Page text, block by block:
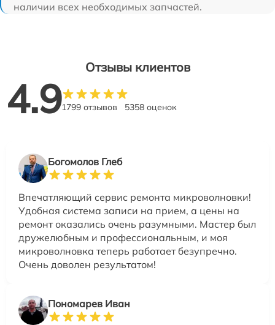
наличии всех необходимых запчастей.
Отзывы клиентов
4.91799 отзывов 5358 оценок
Богомолов Глеб
Впечатляющий сервис ремонта микроволновки!
Удобная система записи на прием, а цены на
ремонт оказались очень разумными. Мастер был
дружелюбным и профессиональным, и моя
микроволновка теперь работает безупречно.
Очень доволен результатом!
Пономарев Иван